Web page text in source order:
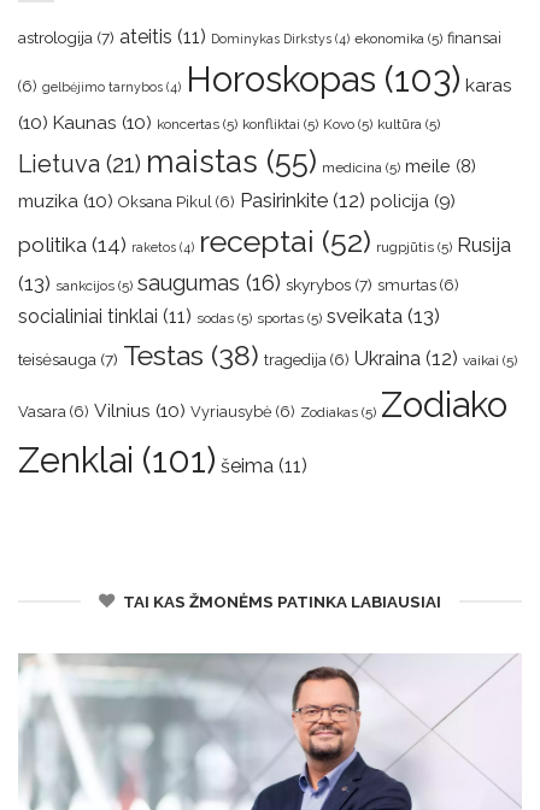
astrologija (7) ateitis (11) Dominykas Dirkstys (4) ekonomika (5) finansai
(6) gelbėjimo tarnybos (4) Horoskopas (103) karas
(10) Kaunas (10) koncertas (5) konfliktai (5) Kovo (5) kultūra (5)
Lietuva (21) maistas (55) medicina (5) meile (8)
muzika (10) Oksana Pikul (6) Pasirinkite (12) policija (9)
politika (14) raketos (4) receptai (52) rugpjūtis (5) Rusija
(13) sankcijos (5) saugumas (16) skyrybos (7) smurtas (6)
socialiniai tinklai (11) sodas (5) sportas (5) sveikata (13)
teisėsauga (7) Testas (38) tragedija (6) Ukraina (12) vaikai (5)
Vasara (6) Vilnius (10) Vyriausybė (6) Zodiakas (5) Zodiako
Zenklai (101) šeima (11)
TAI KAS ŽMONĖMS PATINKA LABIAUSIAI